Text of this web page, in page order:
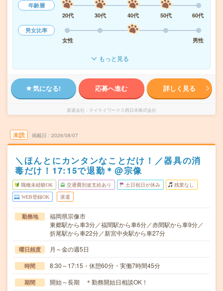
年齢層
20代
30代 40代 50代
60代
男女比率
女性
男性
もっと見る
気になる! 応募へ進む 詳しく見る
派遣会社 テイケイワークス西日本株式会社
未読 掲載日 2026/08/07
＼ほんとにカンタンなことだけ！／器具の消
毒だけ！17:15で退勤＊@宗像
職種未経験OK 交通費別途支給あり 土日祝日が休み 残業なし
WEB登録OK 派遣
勤務地
福岡県宗像市
東郷駅から車3分／福間駅から車6分／赤間駅から車9分／
折尾駅から車22分／新宮中央駅から車27分
曜日頻度 月～金の週5日
時間 8:30～17:15・休憩60分・実働7時間45分
期間 開始～長期 ＊勤務開始日相談OK！